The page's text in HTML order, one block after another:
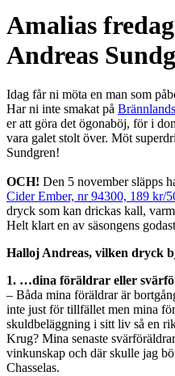
Amalias
Andreas
Idag får ni möta en man som
Har ni inte smakat på
er att göra det ögonaböj, för i
vara galet stolt över. Möt
Sundgren!
OCH! Den 5 november släpps
Cider Ember, nr 94300, 189 kr/
dryck som kan drickas kall,
Helt klart en av säsongens
Halloj Andreas, vilken dryck
1. …dina föräldrar eller
– Båda mina föräldrar är
inte just för tillfället men mina
skuldbeläggning i sitt liv så en
Krug? Mina senaste
vinkunskap och där skulle jag
Chasselas.